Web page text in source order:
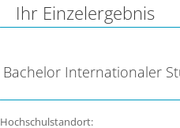
Ihr Einzelergebnis
Bachelor Internationaler
Hochschulstandort: